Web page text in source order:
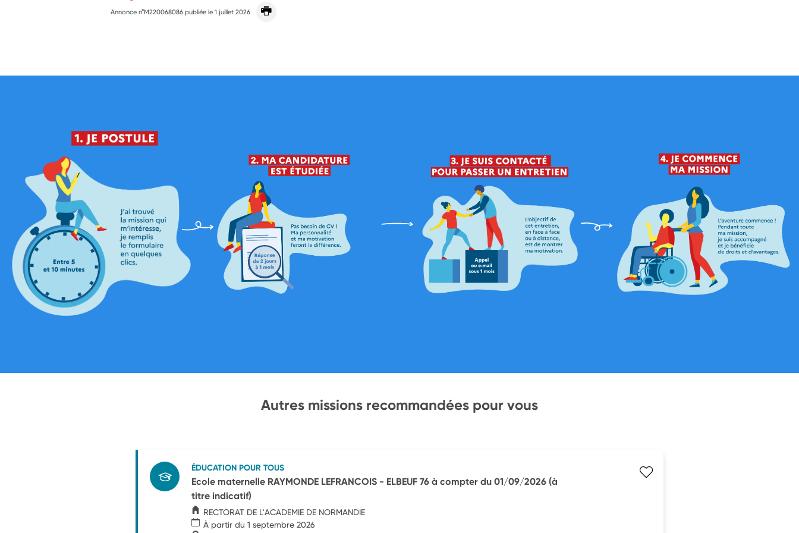
Annonce n°M220068086 publiée le1 juillet 2026
Autres missions recommandées pour vous
ÉDUCATION POUR TOUS
Ecole maternelle RAYMONDE LEFRANCOIS - ELBEUF 76 à compter du 01/09/2026 (à
titre indicatif)
RECTORAT DE L'ACADEMIE DE NORMANDIE
À partir du 1 septembre 2026